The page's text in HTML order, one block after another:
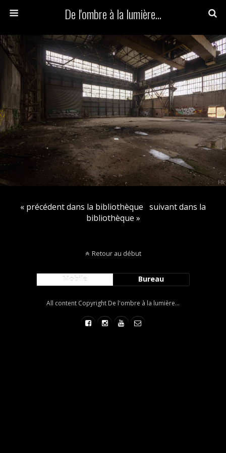
De l'ombre à la lumière...
« précédent dans la bibliothèque suivant dans la
bibliothèque »
Retour au début
Mobile Bureau
All content Copyright De l'ombre à la lumière...